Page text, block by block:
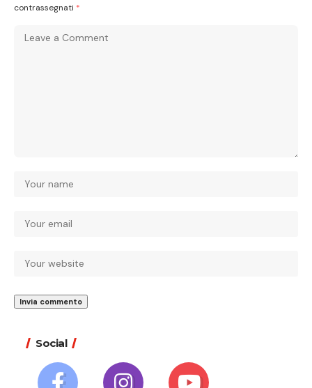
contrassegnati *
Social